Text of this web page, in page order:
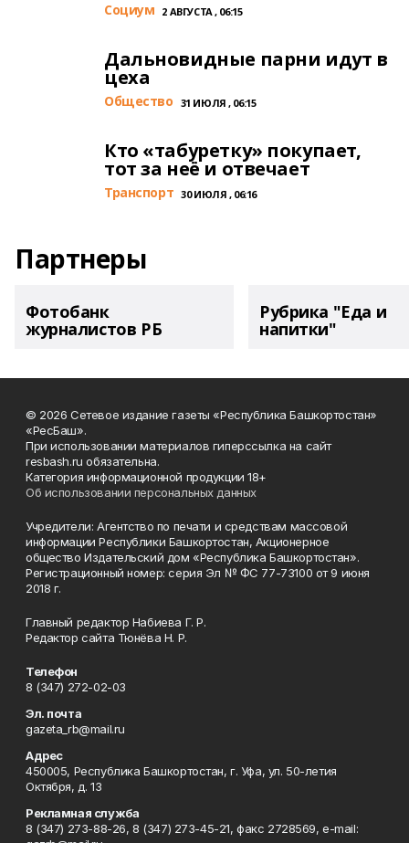
Cоциум 2 АВГУСТА , 06:15
Дальновидные парни идут в
цеха
Общество 31 ИЮЛЯ , 06:15
Кто «табуретку» покупает,
тот за неё и отвечает
Транспорт 30 ИЮЛЯ , 06:16
Партнеры
Фотобанк
журналистов РБ
Рубрика "Еда и
напитки"
© 2026 Сетевое издание газеты «Республика Башкортостан»
«РесБаш».
При использовании материалов гиперссылка на сайт
resbash.ru обязательна.
Категория информационной продукции 18+
Об использовании персональных данных
Учредители: Агентство по печати и средствам массовой
информации Республики Башкортостан, Акционерное
общество Издательский дом «Республика Башкортостан».
Регистрационный номер: серия Эл № ФС 77-73100 от 9 июня
2018 г.
Главный редактор Набиева Г. Р.
Редактор сайта Тюнёва Н. Р.
Телефон
8 (347) 272-02-03
Эл. почта
gazeta_rb@mail.ru
Адрес
450005, Республика Башкортостан, г. Уфа, ул. 50-летия
Октября, д. 13
Рекламная служба
8 (347) 273-88-26, 8 (347) 273-45-21, факс 2728569, e-mail: